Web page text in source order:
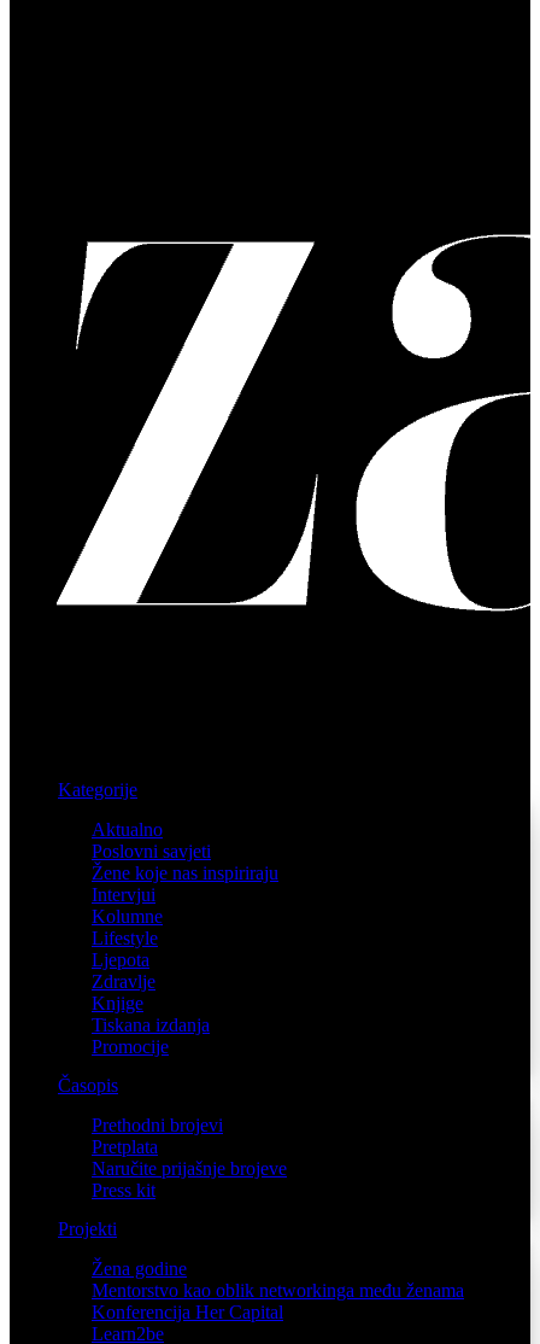
Kategorije
Aktualno
Poslovni savjeti
Žene koje nas inspiriraju
Intervjui
Kolumne
Lifestyle
Ljepota
Zdravlje
Knjige
Tiskana izdanja
Promocije
Časopis
Prethodni brojevi
Pretplata
Naručite prijašnje brojeve
Press kit
Projekti
Žena godine
Mentorstvo kao oblik networkinga među ženama
Konferencija Her Capital
Learn2be